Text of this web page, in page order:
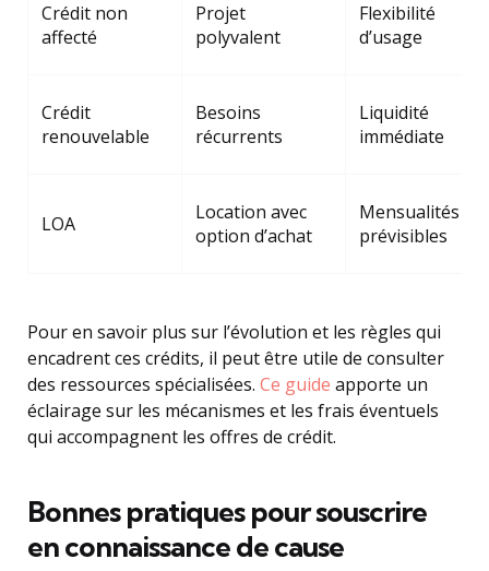
Crédit non
affecté
Projet
polyvalent
Flexibilité
d’usage
Crédit
renouvelable
Besoins
récurrents
Liquidité
immédiate
LOA
Location avec
option d’achat
Mensualités
prévisibles
Pour en savoir plus sur l’évolution et les règles qui
encadrent ces crédits, il peut être utile de consulter
des ressources spécialisées. Ce guide apporte un
éclairage sur les mécanismes et les frais éventuels
qui accompagnent les offres de crédit.
Bonnes pratiques pour souscrire
en connaissance de cause